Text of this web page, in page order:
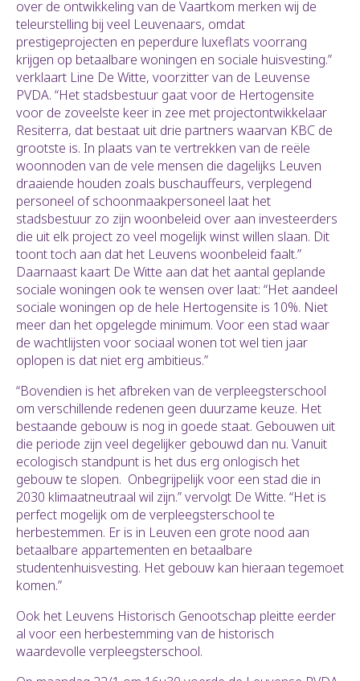
over de ontwikkeling van de Vaartkom merken wij de
teleurstelling bij veel Leuvenaars, omdat
prestigeprojecten en peperdure luxeflats voorrang
krijgen op betaalbare woningen en sociale huisvesting.”
verklaart Line De Witte, voorzitter van de Leuvense
PVDA. “Het stadsbestuur gaat voor de Hertogensite
voor de zoveelste keer in zee met projectontwikkelaar
Resiterra, dat bestaat uit drie partners waarvan KBC de
grootste is. In plaats van te vertrekken van de reële
woonnoden van de vele mensen die dagelijks Leuven
draaiende houden zoals buschauffeurs, verplegend
personeel of schoonmaakpersoneel laat het
stadsbestuur zo zijn woonbeleid over aan investeerders
die uit elk project zo veel mogelijk winst willen slaan. Dit
toont toch aan dat het Leuvens woonbeleid faalt.”
Daarnaast kaart De Witte aan dat het aantal geplande
sociale woningen ook te wensen over laat: “Het aandeel
sociale woningen op de hele Hertogensite is 10%. Niet
meer dan het opgelegde minimum. Voor een stad waar
de wachtlijsten voor sociaal wonen tot wel tien jaar
oplopen is dat niet erg ambitieus.”
“Bovendien is het afbreken van de verpleegsterschool
om verschillende redenen geen duurzame keuze. Het
bestaande gebouw is nog in goede staat. Gebouwen uit
die periode zijn veel degelijker gebouwd dan nu. Vanuit
ecologisch standpunt is het dus erg onlogisch het
gebouw te slopen. Onbegrijpelijk voor een stad die in
2030 klimaatneutraal wil zijn.” vervolgt De Witte. “Het is
perfect mogelijk om de verpleegsterschool te
herbestemmen. Er is in Leuven een grote nood aan
betaalbare appartementen en betaalbare
studentenhuisvesting. Het gebouw kan hieraan tegemoet
komen.”
Ook het Leuvens Historisch Genootschap pleitte eerder
al voor een herbestemming van de historisch
waardevolle verpleegsterschool.